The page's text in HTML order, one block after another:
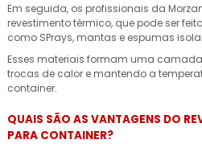
Em seguida, os profissionais da
revestimento térmico, que pode ser
como SPrays, mantas e espumas
Esses materiais formam uma
trocas de calor e mantendo a
container.
QUAIS SÃO AS VANTAGENS DO
PARA CONTAINER?